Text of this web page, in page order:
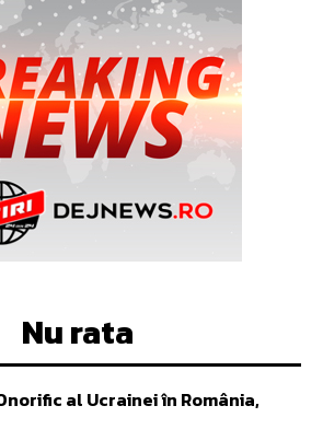
Nu rata
al Ucrainei în România,